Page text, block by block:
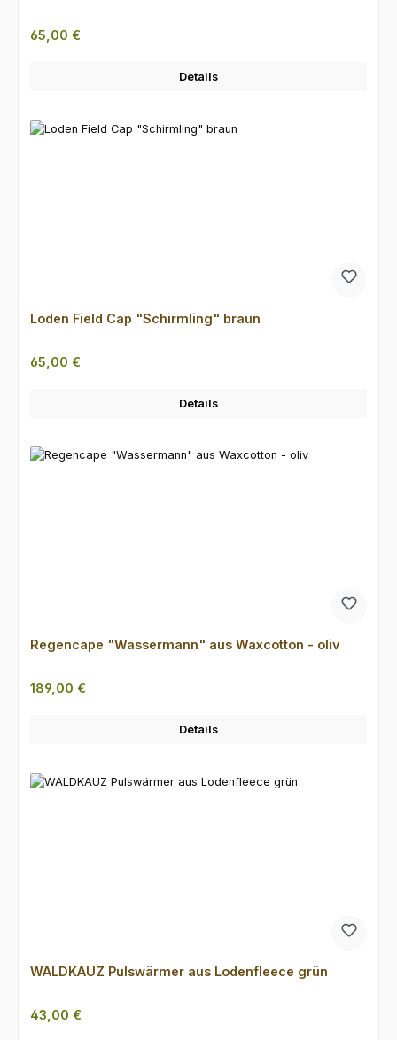
Regulärer Preis:
65,00 €
Details
Loden Field Cap "Schirmling" braun
Regulärer Preis:
65,00 €
Details
Regencape "Wassermann" aus Waxcotton - oliv
Regulärer Preis:
189,00 €
Details
WALDKAUZ Pulswärmer aus Lodenfleece grün
Regulärer Preis:
43,00 €